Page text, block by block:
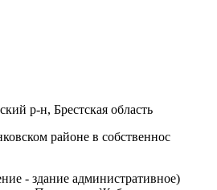
р-н, Брестская область
районе в собственнос
- здание административное)